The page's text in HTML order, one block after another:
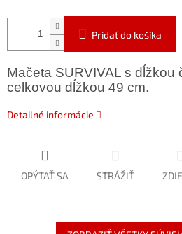
Pridať do košíka
Mačeta SURVIVAL s dĺžkou
celkovou dĺžkou 49 cm.
Detailné informácie
OPÝTAŤ SA STRÁŽIŤ